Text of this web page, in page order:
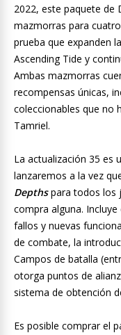
2022, este paquete de
mazmorras para
prueba que expanden
Ascending Tide y
Ambas mazmorras
recompensas únicas,
coleccionables que no
Tamriel.
La actualización 35 es
lanzaremos a la vez
Depthspara todos los
compra alguna.
fallos y nuevas
de combate, la
Campos de batalla
otorga puntos de
sistema de obtención
Es posible comprar el